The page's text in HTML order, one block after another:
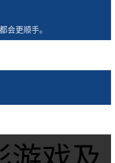
会更顺手。